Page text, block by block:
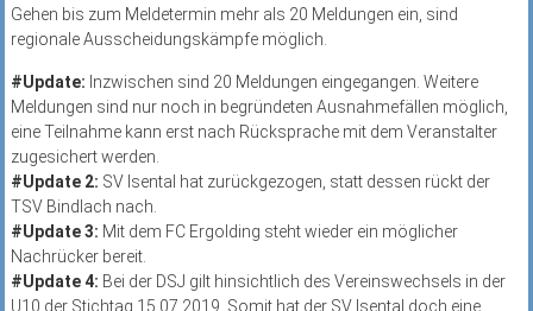
Gehen bis zum Meldetermin mehr als 20 Meldungen ein, sind
regionale Ausscheidungskämpfe möglich.
#Update: Inzwischen sind 20 Meldungen eingegangen. Weitere
Meldungen sind nur noch in begründeten Ausnahmefällen möglich,
eine Teilnahme kann erst nach Rücksprache mit dem Veranstalter
zugesichert werden.
#Update 2: SV Isental hat zurückgezogen, statt dessen rückt der
TSV Bindlach nach.
#Update 3: Mit dem FC Ergolding steht wieder ein möglicher
Nachrücker bereit.
#Update 4: Bei der DSJ gilt hinsichtlich des Vereinswechsels in der
U10 der Stichtag 15.07.2019. Somit hat der SV Isental doch eine